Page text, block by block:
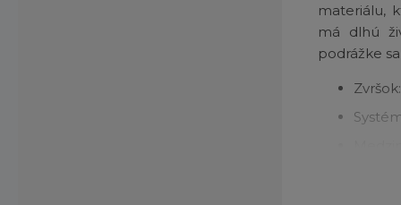
materiálu,
má dlhú
podrážke